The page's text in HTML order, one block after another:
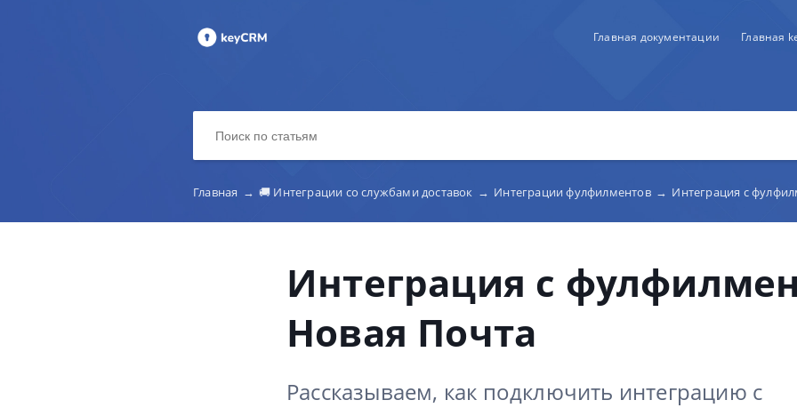
Главная документации Главная
Главная → 🚚 Интеграции со службами доставок → Интеграции фулфилментов → Интеграция с
Интеграция с
Новая Почта
Рассказываем, как подключить интеграцию с